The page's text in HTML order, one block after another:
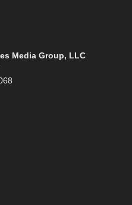
Media Group, LLC